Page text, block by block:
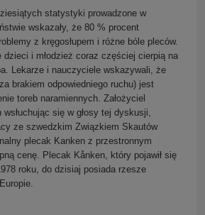
statystyki prowadzone w
wskazały, że 80 % procent
z kręgosłupem i różne bóle pleców.
dzieci i młodzież coraz częściej cierpią na
Lekarze i nauczyciele wskazywali, że
brakiem odpowiedniego ruchu) jest
toreb naramiennych. Założyciel
się w głosy tej dyskusji,
ze szwedzkim Związkiem Skautów
plecak Kanken z przestronnym
cenę. Plecak Kånken, który pojawił się
roku, do dzisiaj posiada rzesze